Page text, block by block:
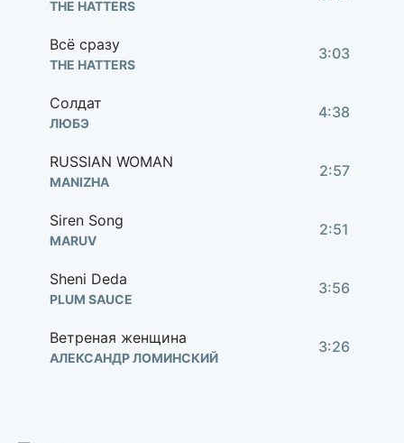
THE HATTERS
Всё сразу
THE HATTERS
3:03
Солдат
ЛЮБЭ
4:38
RUSSIAN WOMAN
MANIZHA
2:57
Siren Song
MARUV
2:51
Sheni Deda
PLUM SAUCE
3:56
Ветреная женщина
АЛЕКСАНДР ЛОМИНСКИЙ
3:26